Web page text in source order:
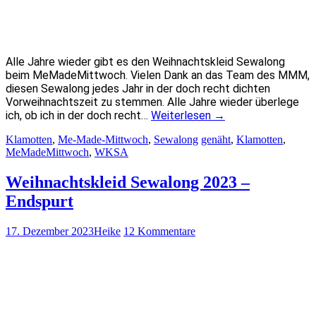
Alle Jahre wieder gibt es den Weihnachtskleid Sewalong
beim MeMadeMittwoch. Vielen Dank an das Team des MMM,
diesen Sewalong jedes Jahr in der doch recht dichten
Vorweihnachtszeit zu stemmen. Alle Jahre wieder überlege
ich, ob ich in der doch recht… Weiterlesen →
Klamotten, Me-Made-Mittwoch, Sewalong genäht, Klamotten,
MeMadeMittwoch, WKSA
Weihnachtskleid Sewalong 2023 –
Endspurt
17. Dezember 2023Heike 12 Kommentare